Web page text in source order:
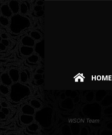
HOME
WSON Team